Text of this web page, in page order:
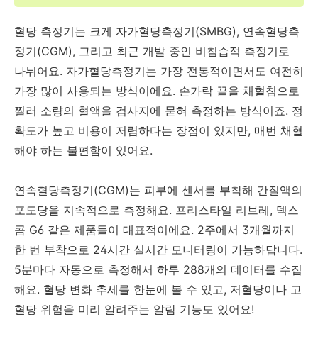
혈당 측정기는 크게 자가혈당측정기(SMBG), 연속혈당측
정기(CGM), 그리고 최근 개발 중인 비침습적 측정기로
나뉘어요. 자가혈당측정기는 가장 전통적이면서도 여전히
가장 많이 사용되는 방식이에요. 손가락 끝을 채혈침으로
찔러 소량의 혈액을 검사지에 묻혀 측정하는 방식이죠. 정
확도가 높고 비용이 저렴하다는 장점이 있지만, 매번 채혈
해야 하는 불편함이 있어요.
연속혈당측정기(CGM)는 피부에 센서를 부착해 간질액의
포도당을 지속적으로 측정해요. 프리스타일 리브레, 덱스
콤 G6 같은 제품들이 대표적이에요. 2주에서 3개월까지
한 번 부착으로 24시간 실시간 모니터링이 가능하답니다.
5분마다 자동으로 측정해서 하루 288개의 데이터를 수집
해요. 혈당 변화 추세를 한눈에 볼 수 있고, 저혈당이나 고
혈당 위험을 미리 알려주는 알람 기능도 있어요!